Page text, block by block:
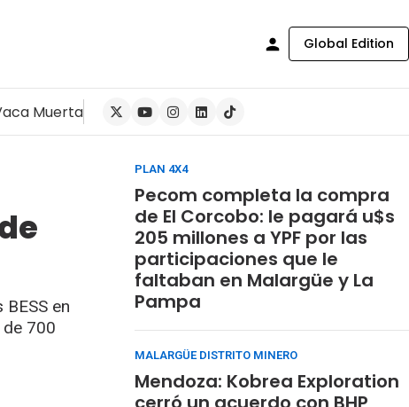
Global Edition
Muerta
en
de 700
PLAN 4X4
Pecom completa la compra
de El Corcobo: le pagará u$s
205 millones a YPF por las
participaciones que le
faltaban en Malargüe y La
Pampa
MALARGÜE DISTRITO MINERO
Mendoza: Kobrea Exploration